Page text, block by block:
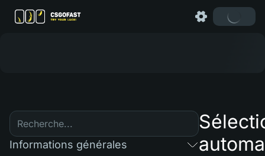
Informations générales